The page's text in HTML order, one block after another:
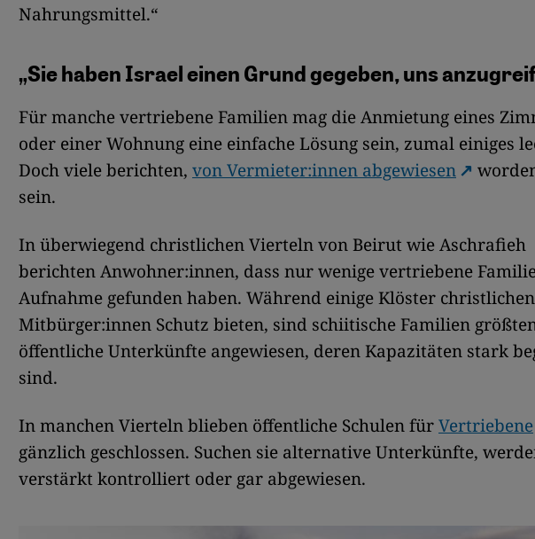
Nahrungsmittel.“
„Sie haben Israel einen Grund gegeben, uns
Für manche vertriebene Familien mag die Anmietung eines
oder einer Wohnung eine einfache Lösung sein, zumal einiges
Doch viele berichten, von Vermieter:innen abgewiesen
sein.
In überwiegend christlichen Vierteln von Beirut wie Aschrafieh
berichten Anwohner:innen, dass nur wenige vertriebene
Aufnahme gefunden haben. Während einige Klöster christlichen
Mitbürger:innen Schutz bieten, sind schiitische Familien
öffentliche Unterkünfte angewiesen, deren Kapazitäten stark
sind.
In manchen Vierteln blieben öffentliche Schulen fürVertriebene
gänzlich geschlossen. Suchen sie alternative Unterkünfte,
verstärkt kontrolliert oder gar abgewiesen.